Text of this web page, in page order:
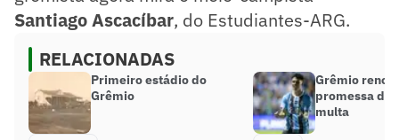
Santiago Ascacíbar, do Estudiantes-ARG.
RELACIONADAS
Primeiro estádio do
Grêmio
Grêmio
promessa da
multa